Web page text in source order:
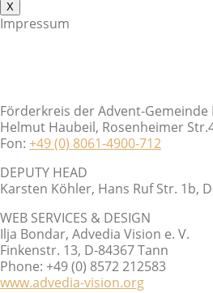
X
Impressum
Förderkreis der Advent-
Helmut Haubeil, Rosenheimer
Fon: +49 (0) 8061-4900-712
DEPUTY HEAD
Karsten Köhler, Hans Ruf Str. 1b,
WEB SERVICES & DESIGN
Ilja Bondar, Advedia Vision e. V.
Finkenstr. 13, D-84367 Tann
Phone: +49 (0) 8572 212583
www.advedia-vision.org